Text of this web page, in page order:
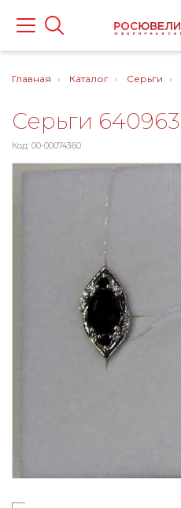
Главная Каталог Серьги
Серьги 640963
Код: 00-00074360